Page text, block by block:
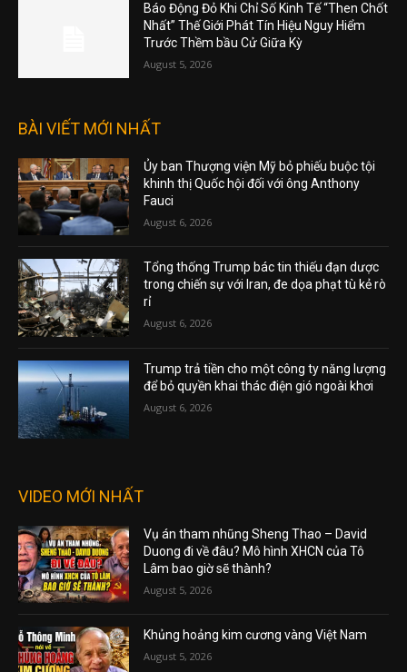
Báo Động Đỏ Khi Chỉ Số Kinh Tế “Then Chốt
Nhất” Thế Giới Phát Tín Hiệu Nguy Hiểm
Trước Thềm bầu Cử Giữa Kỳ
August 5, 2026
BÀI VIẾT MỚI NHẤT
Ủy ban Thượng viện Mỹ bỏ phiếu buộc tội
khinh thị Quốc hội đối với ông Anthony
Fauci
August 6, 2026
Tổng thống Trump bác tin thiếu đạn dược
trong chiến sự với Iran, đe dọa phạt tù kẻ rò
rỉ
August 6, 2026
Trump trả tiền cho một công ty năng lượng
để bỏ quyền khai thác điện gió ngoài khơi
August 6, 2026
VIDEO MỚI NHẤT
Vụ án tham nhũng Sheng Thao – David
Duong đi về đâu? Mô hình XHCN của Tô
Lâm bao giờ sẽ thành?
August 5, 2026
Khủng hoảng kim cương vàng Việt Nam
August 5, 2026